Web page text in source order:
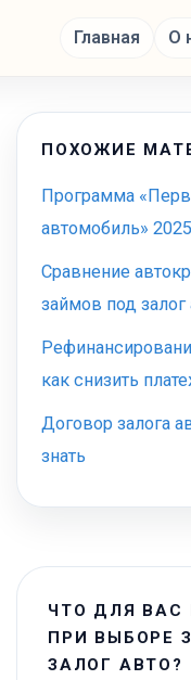
Главная О
ПОХОЖИЕ
Программа
автомобиль» 2025
Сравнение
займов под залог
как снизить
Договор залога
знать
ЧТО ДЛЯ ВАС
ПРИ ВЫБОРЕ
ЗАЛОГ АВТО?